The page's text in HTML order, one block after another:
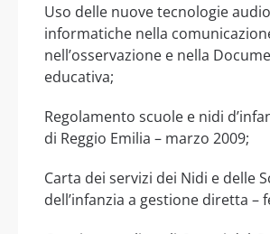
Uso delle nuove tecnologie
informatiche nella
nell’osservazione e nella
educativa;
Regolamento scuole e nidi
di Reggio Emilia – marzo 2009;
Carta dei servizi dei Nidi e delle
dell’infanzia a gestione diretta –